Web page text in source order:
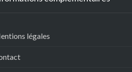
légales